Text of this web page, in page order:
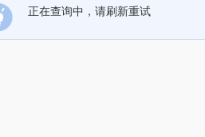
正在查询中，请刷新重试